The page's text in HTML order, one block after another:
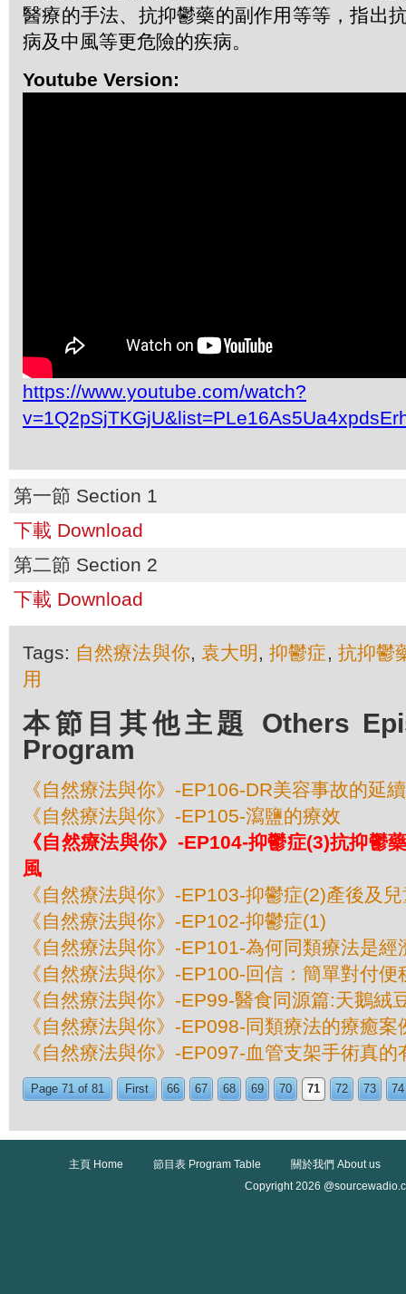
醫療的手法、抗抑鬱藥的副作用等等，指出
病及中風等更危險的疾病。
Youtube Version:
https://www.youtube.com/watch?
第一節 Section 1
下載 Download
第二節 Section 2
下載 Download
Tags: 自然療法與你, 袁大明 ,抑鬱症, 抗抑鬱
用
本節目其他主題 Others
Program
《自然療法與你》-EP106-DR美容事故的延
《自然療法與你》-EP105-瀉鹽的療效
《自然療法與你》-EP104-抑鬱症(3)抗抑鬱
風
《自然療法與你》-EP103-抑鬱症(2)產後及
《自然療法與你》-EP102-抑鬱症(1)
《自然療法與你》-EP101-為何同類療法是
《自然療法與你》-EP100-回信：簡單對付
《自然療法與你》-EP99-醫食同源篇:天鵝絨
《自然療法與你》-EP098-同類療法的療癒案
《自然療法與你》-EP097-血管支架手術真的
Page 71 of 81 First 66 67 68 69 70 71 72 73 74
主頁 Home 節目表 Program Table
關於我們 About us
Copyright 2026